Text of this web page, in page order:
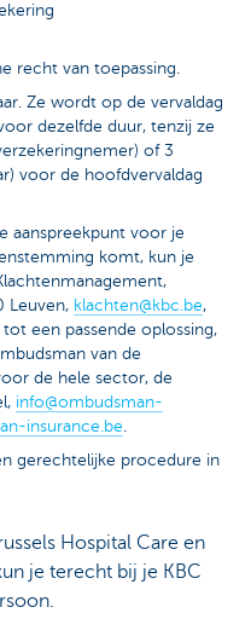
recht van toepassing.
Ze wordt op de vervaldag
dezelfde duur, tenzij ze
of 3
voor de hoofdvervaldag
aanspreekpunt voor je
komt, kun je
Leuven, klachten@kbc.be,
een passende oplossing,
van de
de hele sector, de
info@ombudsman-
insurance.be.
gerechtelijke procedure in
Hospital Care en
je terecht bij je KBC